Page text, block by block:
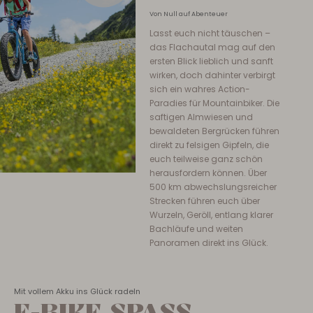
Von Null auf Abenteuer
Lasst euch nicht täuschen –
das Flachautal mag auf den
ersten Blick lieblich und sanft
wirken, doch dahinter verbirgt
sich ein wahres Action-
Paradies für Mountainbiker. Die
saftigen Almwiesen und
bewaldeten Bergrücken führen
direkt zu felsigen Gipfeln, die
euch teilweise ganz schön
herausfordern können. Über
500 km abwechslungsreicher
Strecken führen euch über
Wurzeln, Geröll, entlang klarer
Bachläufe und weiten
Panoramen direkt ins Glück.
Mit vollem Akku ins Glück radeln